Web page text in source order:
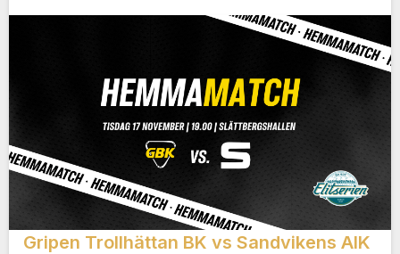
Gripen Trollhättan BK vs Sandvikens AIK